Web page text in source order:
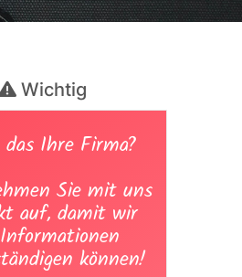
Wichtig
Ihre Firma?
Sie mit uns
auf, damit wir
können!